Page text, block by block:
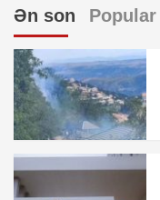
Ən son Popular